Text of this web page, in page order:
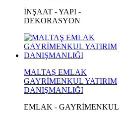
İNŞAAT - YAPI -
DEKORASYON
MALTAŞ EMLAK
GAYRİMENKUL YATIRIM
DANIŞMANLIĞI
EMLAK - GAYRİMENKUL